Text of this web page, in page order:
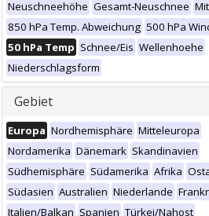
Neuschneehöhe Gesamt-Neuschnee
850 hPa Temp. Abweichung 500 hPa
50 hPa Temp Schnee/Eis Wellenhoehe
Niederschlagsform
Gebiet
Europa Nordhemisphäre Mitteleuropa
Nordamerika Dänemark Skandinavien
Südhemisphäre Südamerika Afrika
Südasien Australien Niederlande
Italien/Balkan Spanien Türkei/Nahost